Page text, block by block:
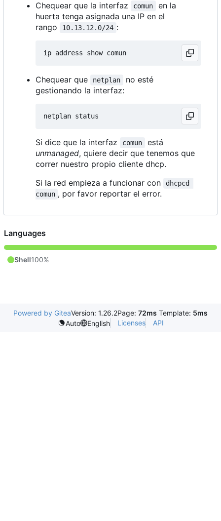
Chequear que la interfaz
comun
en la
huerta tenga asignada una IP en el
rango
10.13.12.0/24 :
Chequear que netplan
no esté
gestionando la interfaz:
Si dice que la interfaz comun
está
unmanaged, quiere decir que tenemos que
correr nuestro propio cliente dhcp.
Si la red empieza a funcionar con
dhcpcd
comun , por favor reportar el error.
Languages
Shell100%
Powered by GiteaVersion: 1.26.2Page: 72ms Template: 5ms
Auto
English Licenses API